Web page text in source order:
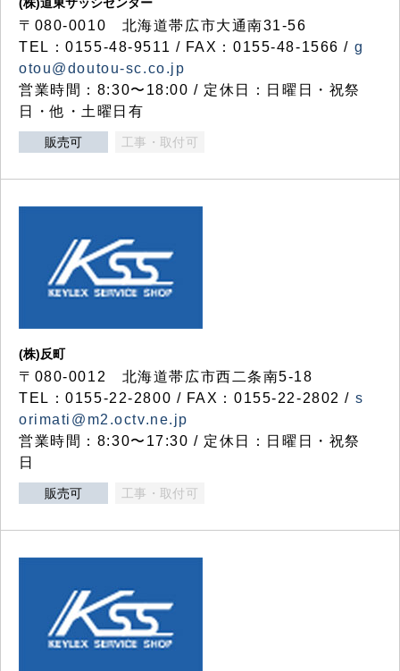
〒080-0010 北海道帯広市大通南31-56
TEL：0155-48-9511 / FAX：0155-48-1566 / g
otou@doutou-sc.co.jp
営業時間：8:30〜18:00 / 定休日：日曜日・祝祭
日・他・土曜日有
販売可 工事・取付可
(株)反町
〒080-0012 北海道帯広市西二条南5-18
TEL：0155-22-2800 / FAX：0155-22-2802 / s
orimati@m2.octv.ne.jp
営業時間：8:30〜17:30 / 定休日：日曜日・祝祭
日
販売可 工事・取付可